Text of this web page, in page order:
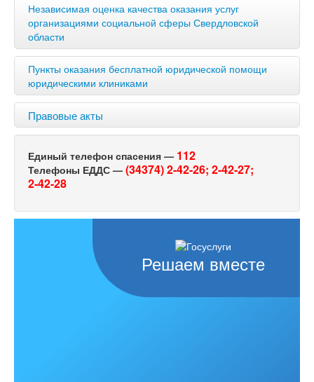
Независимая оценка качества оказания услуг
организациями социальной сферы Свердловской
области
Пункты оказания бесплатной юридической помощи
юридическими клиниками
Правовые акты
Единый телефон спасения — 112
Телефоны ЕДДС — (34374) 2-42-26; 2-42-27;
2-42-28
Решаем вместе